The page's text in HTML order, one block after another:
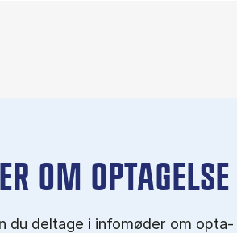
OM OP­TA­GEL­SE
du del­tage i in­fo­mø­der om op­ta­